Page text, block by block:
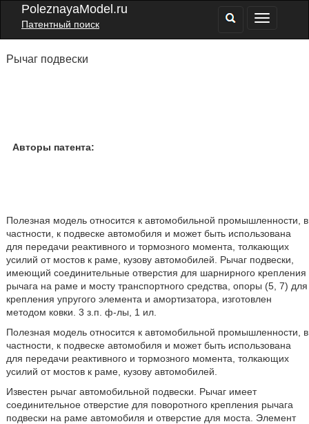
PoleznayaModel.ru
Патентный поиск
Рычаг подвески
Авторы патента:
Полезная модель относится к автомобильной промышленности, в
частности, к подвеске автомобиля и может быть использована
для передачи реактивного и тормозного момента, толкающих
усилий от мостов к раме, кузову автомобилей. Рычаг подвески,
имеющий соединительные отверстия для шарнирного крепления
рычага на раме и мосту транспортного средства, опоры (5, 7) для
крепления упругого элемента и амортизатора, изготовлен
методом ковки. 3 з.п. ф-лы, 1 ил.
Полезная модель относится к автомобильной промышленности, в
частности, к подвеске автомобиля и может быть использована
для передачи реактивного и тормозного момента, толкающих
усилий от мостов к раме, кузову автомобилей.
Известен рычаг автомобильной подвески. Рычаг имеет
соединительное отверстие для поворотного крепления рычага
подвески на раме автомобиля и отверстие для моста. Элемент